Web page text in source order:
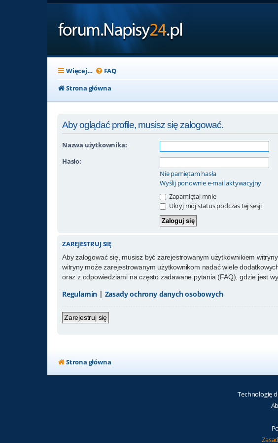
Więcej… FAQ
Strona główna
Aby oglądać profile, musisz się zalogować.
Nazwa użytkownika:
Hasło:
Nie pamiętam hasła
Wyślij ponownie e-mail aktywacyjny
Zapamiętaj mnie
Ukryj mój status podczas tej sesji
ZAREJESTRUJ SIĘ
Aby zalogować się, musisz być zarejestrowanym użytkownikiem
witryny może zarejestrowanym użytkownikom nadać wiele
oraz z odpowiedziami na często zadawane pytania (FAQ), gdzie jest
Regulamin | Zasady ochrony danych osobowych
Zarejestruj się
Strona główna
Technologię